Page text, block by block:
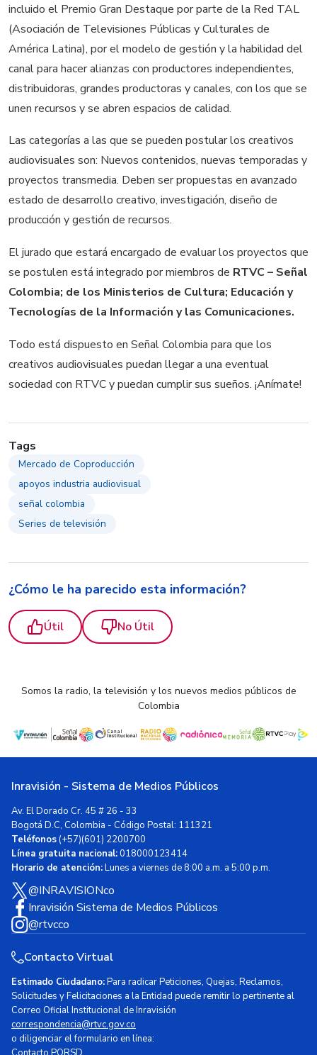
incluido el Premio Gran Destaque por parte de la Red TAL
(Asociación de Televisiones Públicas y Culturales de
América Latina), por el modelo de gestión y la habilidad del
canal para hacer alianzas con productores independientes,
distribuidoras, grandes productoras y canales, con los que se
unen recursos y se abren espacios de calidad.
Las categorías a las que se pueden postular los creativos
audiovisuales son: Nuevos contenidos, nuevas temporadas y
proyectos transmedia. Deben ser propuestas en avanzado
estado de desarrollo creativo, investigación, diseño de
producción y gestión de recursos.
El jurado que estará encargado de evaluar los proyectos que
se postulen está integrado por miembros de RTVC – Señal
Colombia; de los Ministerios de Cultura; Educación y
Tecnologías de la Información y las Comunicaciones.
Todo está dispuesto en Señal Colombia para que los
creativos audiovisuales puedan llegar a una eventual
sociedad con RTVC y puedan cumplir sus sueños. ¡Anímate!
Tags
Mercado de Coproducción
apoyos industria audiovisual
señal colombia
Series de televisión
¿Cómo le ha parecido esta información?
Útil No Útil
Somos la radio, la televisión y los nuevos medios públicos de
Colombia
Inravisión - Sistema de Medios Públicos
Av. El Dorado Cr. 45 # 26 - 33
Bogotá D.C, Colombia - Código Postal: 111321
Teléfonos(+57)(601) 2200700
Línea gratuita nacional:018000123414
Horario de atención:Lunes a viernes de 8:00 a.m. a 5:00 p.m.
@INRAVISIONco
Inravisión Sistema de Medios Públicos
@rtvcco
Contacto Virtual
Estimado Ciudadano:Para radicar Peticiones, Quejas, Reclamos,
Solicitudes y Felicitaciones a la Entidad puede remitir lo pertinente al
Correo Oficial Institucional de Inravisión
correspondencia@rtvc.gov.co
o diligenciar el formulario en línea: